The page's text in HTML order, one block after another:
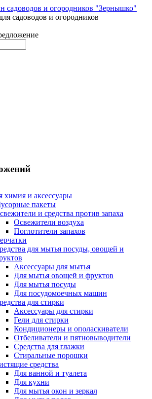
садоводов и огородников
химия и аксессуары
пакеты
и средства против запаха
Освежители воздуха
Поглотители запахов
для мытья посуды, овощей и
Аксессуары для мытья
Для мытья овощей и фруктов
Для мытья посуды
Для посудомоечных машин
для стирки
Аксессуары для стирки
Гели для стирки
Кондиционеры и ополаскиватели
Отбеливатели и пятновыводители
Средства для глажки
Стиральные порошки
средства
Для ванной и туалета
Для кухни
Для мытья окон и зеркал